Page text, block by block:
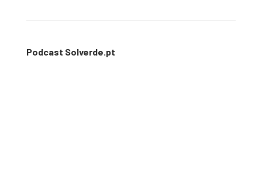
Podcast Solverde.pt